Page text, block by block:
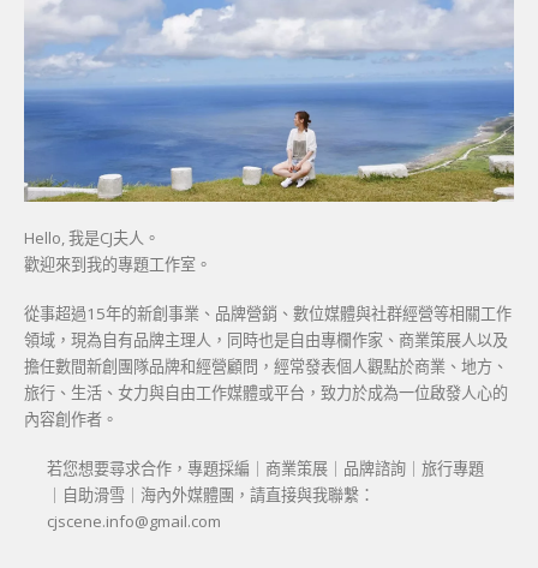
Hello, 我是CJ夫人。
歡迎來到我的專題工作室。
從事超過15年的新創事業、品牌營銷、數位媒體與社群經營等相關工作
領域，現為自有品牌主理人，同時也是自由專欄作家、商業策展人以及
擔任數間新創團隊品牌和經營顧問，經常發表個人觀點於商業、地方、
旅行、生活、女力與自由工作媒體或平台，致力於成為一位啟發人心的
內容創作者。
若您想要尋求合作，專題採編｜商業策展｜品牌諮詢｜旅行專題
｜自助滑雪｜海內外媒體團，請直接與我聯繫：
cjscene.info@gmail.com